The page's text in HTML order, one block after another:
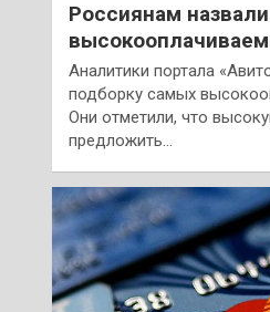
Россиянам
Аналитики портала
подборку самых
Они отметили, что
предложить…